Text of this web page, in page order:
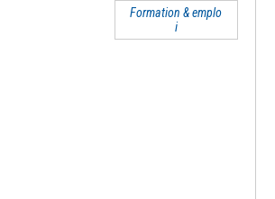
Formation & emplo
i